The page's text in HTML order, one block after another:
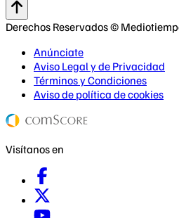
Derechos Reservados ©
Anúnciate
Aviso Legal y de Privacidad
Términos y Condiciones
Aviso de política de cookies
Visítanos en